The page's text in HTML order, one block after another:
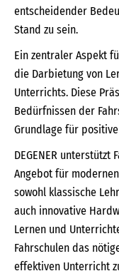
entscheidender
Stand zu sein.
Ein zentraler Aspekt
die Darbietung von
Unterrichts. Diese
Bedürfnissen der
Grundlage für
DEGENER
Angebot für
sowohl klassische
auch innovative
Lernen und
Fahrschulen das
effektiven Unterricht